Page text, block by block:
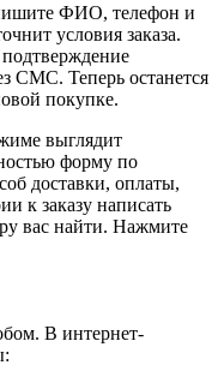
ФИО, телефон и
условия заказа.
подтверждение
СМС. Теперь останется
покупке.
выглядит
форму по
доставки, оплаты,
к заказу написать
вас найти. Нажмите
В интернет-